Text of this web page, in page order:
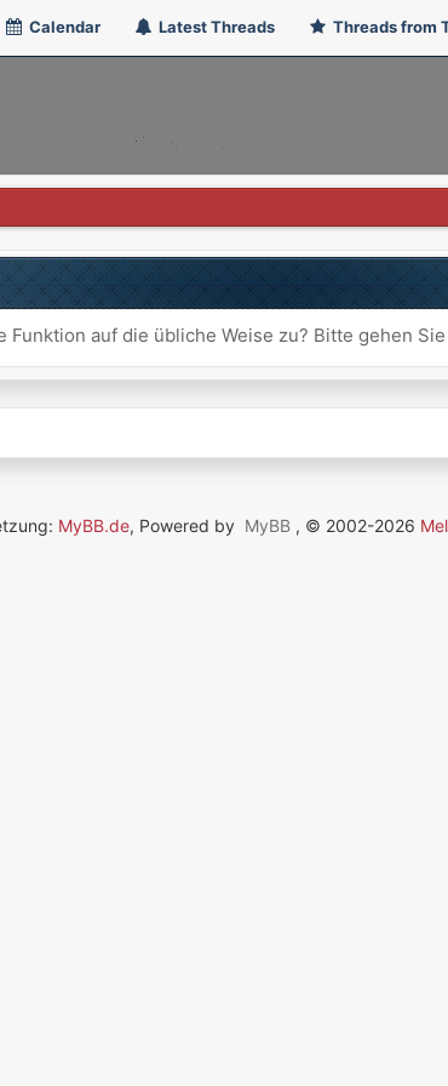
Calendar Latest Threads Threads from
auf die übliche Weise zu? Bitte gehen
MyBB.de, Powered by MyBB , © 2002-2026